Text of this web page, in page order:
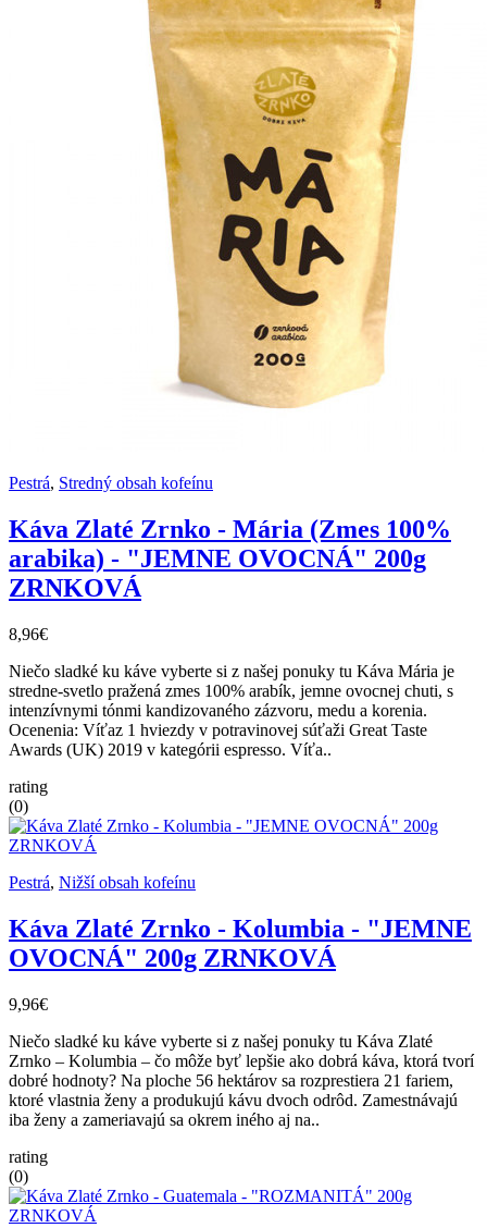
Pestrá, Stredný obsah kofeínu
Káva Zlaté Zrnko - Mária (Zmes 100%
arabika) - "JEMNE OVOCNÁ" 200g
ZRNKOVÁ
8,96€
Niečo sladké ku káve vyberte si z našej ponuky tu Káva Mária je
stredne-svetlo pražená zmes 100% arabík, jemne ovocnej chuti, s
intenzívnymi tónmi kandizovaného zázvoru, medu a korenia.
Ocenenia: Víťaz 1 hviezdy v potravinovej súťaži Great Taste
Awards (UK) 2019 v kategórii espresso. Víťa..
rating
(0)
Pestrá, Nižší obsah kofeínu
Káva Zlaté Zrnko - Kolumbia - "JEMNE
OVOCNÁ" 200g ZRNKOVÁ
9,96€
Niečo sladké ku káve vyberte si z našej ponuky tu Káva Zlaté
Zrnko – Kolumbia – čo môže byť lepšie ako dobrá káva, ktorá tvorí
dobré hodnoty? Na ploche 56 hektárov sa rozprestiera 21 fariem,
ktoré vlastnia ženy a produkujú kávu dvoch odrôd. Zamestnávajú
iba ženy a zameriavajú sa okrem iného aj na..
rating
(0)